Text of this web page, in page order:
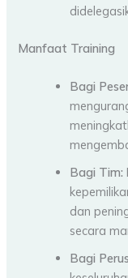
Manfaat Training
Bagi
Bagi Tim:
dan
secara
Bagi